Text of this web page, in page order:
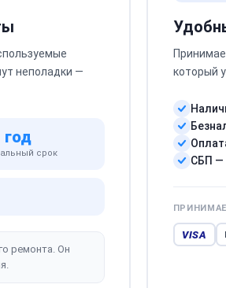
неполадки —
год
срок
ремонта. Он
который
СБП —
VISA